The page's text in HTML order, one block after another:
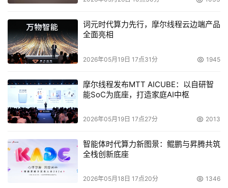
词元时代算力先行，摩尔线程云边端产品
全面亮相
2026年05月19日 17点31分 1945
摩尔线程发布MTT AICUBE：以自研智
能SoC为底座，打造家庭AI中枢
2026年05月19日 17点27分 2013
智能体时代算力新图景：鲲鹏与昇腾共筑
全栈创新底座
2026年05月18日 17点20分 1346